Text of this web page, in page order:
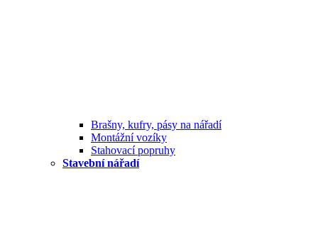
Brašny, kufry, pásy na nářadí
Montážní vozíky
Stahovací popruhy
Stavební nářadí